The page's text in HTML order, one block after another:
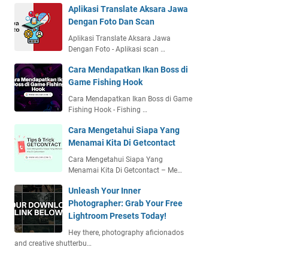
Aplikasi Translate Aksara Jawa
Dengan Foto Dan Scan
Aplikasi Translate Aksara Jawa
Dengan Foto - Aplikasi scan …
Cara Mendapatkan Ikan Boss di
Game Fishing Hook
Cara Mendapatkan Ikan Boss di Game
Fishing Hook - Fishing …
Cara Mengetahui Siapa Yang
Menamai Kita Di Getcontact
Cara Mengetahui Siapa Yang
Menamai Kita Di Getcontact – Me…
Unleash Your Inner
Photographer: Grab Your Free
Lightroom Presets Today!
Hey there, photography aficionados
and creative shutterbu…